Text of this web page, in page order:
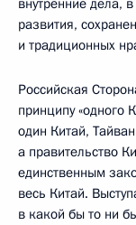
внутренние дела,
развития,
и традиционных
Российская
принципу «одного
один Китай,
а правительство
единственным
весь Китай.
в какой бы то ни